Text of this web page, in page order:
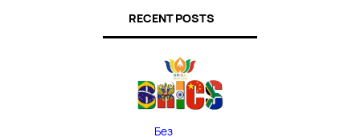
RECENT POSTS
Без